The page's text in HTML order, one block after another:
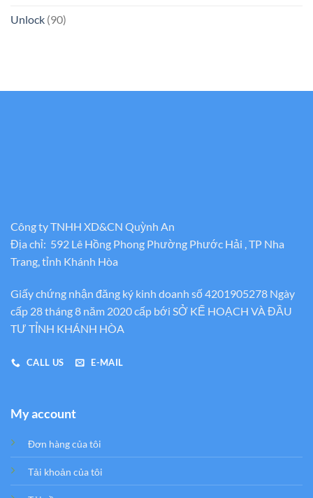
Unlock (90)
Công ty TNHH XD&CN Quỳnh An
Địa chỉ: 592 Lê Hồng Phong Phường Phước Hải , TP Nha
Trang, tỉnh Khánh Hòa
Giấy chứng nhận đăng ký kinh doanh số 4201905278 Ngày
cấp 28 tháng 8 năm 2020 cấp bới SỞ KẾ HOẠCH VÀ ĐẦU
TƯ TỈNH KHÁNH HÒA
CALL US E-MAIL
My account
Đơn hàng của tôi
Tải khoản của tôi